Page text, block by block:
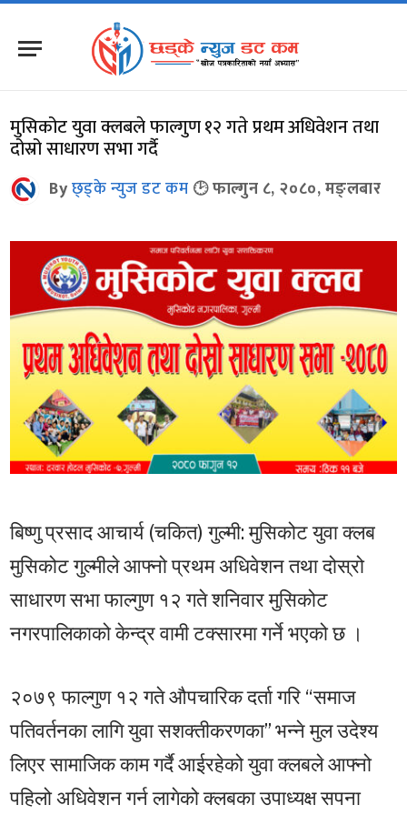
मुसिकोट युवा क्लबले फाल्गुण १२ गते प्रथम अधिवेशन तथा
दोस्रो साधारण सभा गर्दै
Byछ्ड्के न्युज डट कम फाल्गुन ८, २०८०, मङ्लबार
बिष्णु प्रसाद आचार्य (चकित) गुल्मी: मुसिकोट युवा क्लब
मुसिकोट गुल्मीले आफ्नो प्रथम अधिवेशन तथा दोस्रो
साधारण सभा फाल्गुण १२ गते शनिवार मुसिकोट
नगरपालिकाको केन्द्र वामी टक्सारमा गर्ने भएको छ ।
२०७९ फाल्गुण १२ गते औपचारिक दर्ता गरि “समाज
पतिवर्तनका लागि युवा सशक्तीकरणका” भन्ने मुल उदेश्य
लिएर सामाजिक काम गर्दै आईरहेको युवा क्लबले आफ्नो
पहिलो अधिवेशन गर्न लागेको क्लबका उपाध्यक्ष सपना